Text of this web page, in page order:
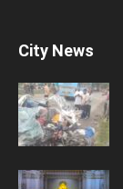
City News